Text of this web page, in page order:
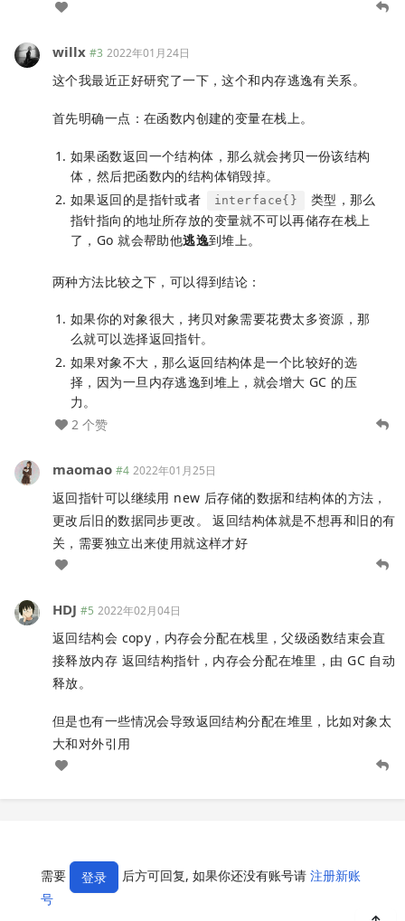
willx #3 2022年01月24日
这个我最近正好研究了一下，这个和内存逃逸有关系。
首先明确一点：在函数内创建的变量在栈上。
如果函数返回一个结构体，那么就会拷贝一份该结构
体，然后把函数内的结构体销毁掉。
如果返回的是指针或者
interface{}
类型，那么
指针指向的地址所存放的变量就不可以再储存在栈上
了，Go 就会帮助他逃逸到堆上。
两种方法比较之下，可以得到结论：
如果你的对象很大，拷贝对象需要花费太多资源，那
么就可以选择返回指针。
如果对象不大，那么返回结构体是一个比较好的选
择，因为一旦内存逃逸到堆上，就会增大 GC 的压
力。
2 个赞
maomao #4 2022年01月25日
返回指针可以继续用 new 后存储的数据和结构体的方法，
更改后旧的数据同步更改。 返回结构体就是不想再和旧的有
关，需要独立出来使用就这样才好
HDJ #5 2022年02月04日
返回结构会 copy，内存会分配在栈里，父级函数结束会直
接释放内存 返回结构指针，内存会分配在堆里，由 GC 自动
释放。
但是也有一些情况会导致返回结构分配在堆里，比如对象太
大和对外引用
需要 登录 后方可回复, 如果你还没有账号请 注册新账
号